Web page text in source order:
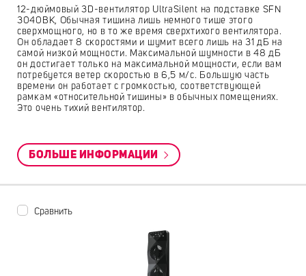
12-дюймовый 3D-вентилятор UltraSilent на подставке SFN
3040BK, Обычная тишина лишь немного тише этого
сверхмощного, но в то же время сверхтихого вентилятора.
Он обладает 8 скоростями и шумит всего лишь на 31 дБ на
самой низкой мощности. Максимальной шумности в 48 дБ
он достигает только на максимальной мощности, если вам
потребуется ветер скоростью в 6,5 м/с. Большую часть
времени он работает с громкостью, соответствующей
рамкам «относительной тишины» в обычных помещениях.
Это очень тихий вентилятор.
БОЛЬШЕ ИНФОРМАЦИИ
Сравнить